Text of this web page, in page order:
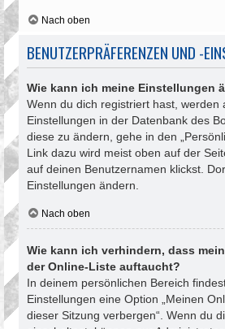
Nach oben
BENUTZERPRÄFERENZEN UND -
Wie kann ich meine Einstellungen
Wenn du dich registriert hast, werden
Einstellungen in der Datenbank des
diese zu ändern, gehe in den
Link dazu wird meist oben auf der
auf deinen Benutzernamen klickst.
Einstellungen ändern.
Nach oben
Wie kann ich verhindern, dass
der Online-Liste auftaucht?
In deinem persönlichen Bereich
Einstellungen eine Option „Meinen
dieser Sitzung verbergen“. Wenn du